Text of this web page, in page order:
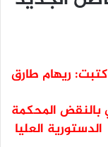
كتبت: ريهام طارق
بالنقض المحكمة
الدستورية العليا